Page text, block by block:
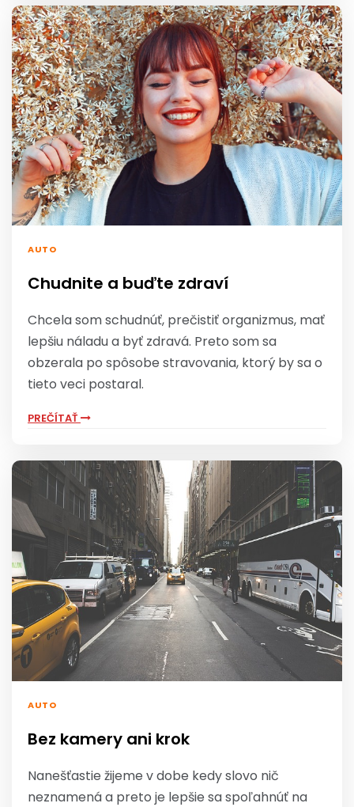
AUTO
Chudnite a buďte zdraví
Chcela som schudnúť, prečistiť organizmus, mať
lepšiu náladu a byť zdravá. Preto som sa
obzerala po spôsobe stravovania, ktorý by sa o
tieto veci postaral.
PREČÍTAŤ
AUTO
Bez kamery ani krok
Nanešťastie žijeme v dobe kedy slovo nič
neznamená a preto je lepšie sa spoľahnúť na